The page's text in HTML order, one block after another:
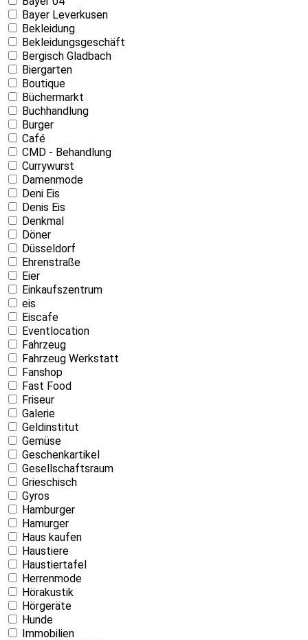
Bayer Leverkusen
Bekleidung
Bekleidungsgeschäft
Bergisch Gladbach
Biergarten
Boutique
Büchermarkt
Buchhandlung
Burger
Café
CMD - Behandlung
Currywurst
Damenmode
Deni Eis
Denis Eis
Denkmal
Döner
Düsseldorf
Ehrenstraße
Eier
Einkaufszentrum
eis
Eiscafe
Eventlocation
Fahrzeug
Fahrzeug Werkstatt
Fanshop
Fast Food
Friseur
Galerie
Geldinstitut
Gemüse
Geschenkartikel
Gesellschaftsraum
Grieschisch
Gyros
Hamburger
Hamurger
Haus kaufen
Haustiere
Haustiertafel
Herrenmode
Hörakustik
Hörgeräte
Hunde
Immobilien